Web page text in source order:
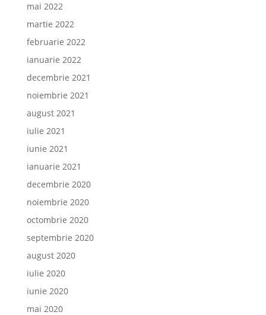
mai 2022
martie 2022
februarie 2022
ianuarie 2022
decembrie 2021
noiembrie 2021
august 2021
iulie 2021
iunie 2021
ianuarie 2021
decembrie 2020
noiembrie 2020
octombrie 2020
septembrie 2020
august 2020
iulie 2020
iunie 2020
mai 2020